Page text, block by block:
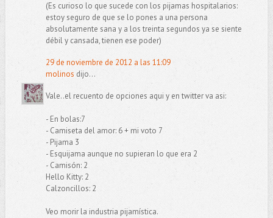
(Es curioso lo que sucede con los pijamas hospitalarios:
estoy seguro de que se lo pones a una persona
absolutamente sana y a los treinta segundos ya se siente
débil y cansada, tienen ese poder)
29 de noviembre de 2012 a las 11:09
molinos dijo...
Vale..el recuento de opciones aqui y en twitter va asi:
- En bolas:7
- Camiseta del amor: 6 + mi voto 7
- Pijama 3
- Esquijama aunque no supieran lo que era 2
- Camisón: 2
Hello Kitty: 2
Calzoncillos: 2
Veo morir la industria pijamística.